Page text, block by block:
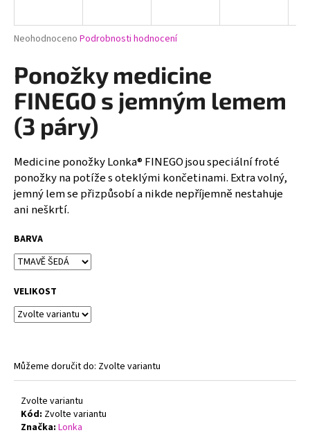
Průměrné
produktu
je
0,0
z
5
hvězdiček.
Neohodnoceno Podrobnosti hodnocení
Ponožky medicine
FINEGO s jemným lemem
(3 páry)
Medicine ponožky Lonka® FINEGO jsou speciální froté
ponožky na potíže s oteklými končetinami. Extra volný,
jemný lem se přizpůsobí a nikde nepříjemně nestahuje
ani neškrtí.
BARVA
VELIKOST
Můžeme doručit do: Zvolte variantu
Zvolte variantu
Kód: Zvolte variantu
Značka: Lonka
j
t
?
HLEDAT
o
p
o
u
č
u
m
PODPRSENKA